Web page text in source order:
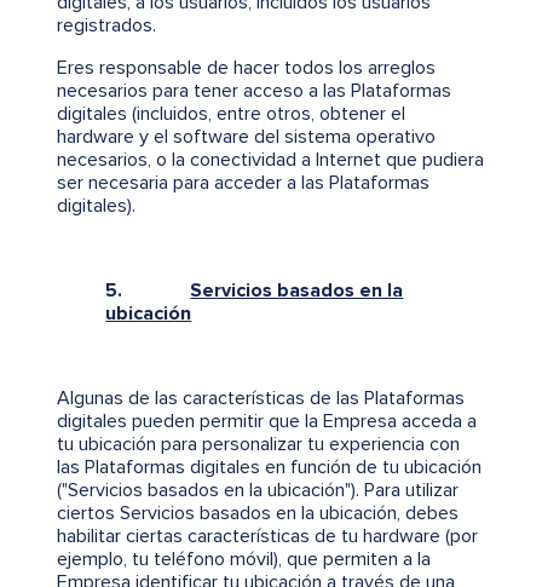
registrados.
Eres responsable de hacer todos los arreglos
necesarios para tener acceso a las Plataformas
digitales (incluidos, entre otros, obtener el
hardware y el software del sistema operativo
necesarios, o la conectividad a Internet que pudiera
ser necesaria para acceder a las Plataformas
digitales).
5.Servicios basados en la
ubicación
Algunas de las características de las Plataformas
digitales pueden permitir que la Empresa acceda a
tu ubicación para personalizar tu experiencia con
las Plataformas digitales en función de tu ubicación
("Servicios basados en la ubicación"). Para utilizar
ciertos Servicios basados en la ubicación, debes
habilitar ciertas características de tu hardware (por
ejemplo, tu teléfono móvil), que permiten a la
Empresa identificar tu ubicación a través de una